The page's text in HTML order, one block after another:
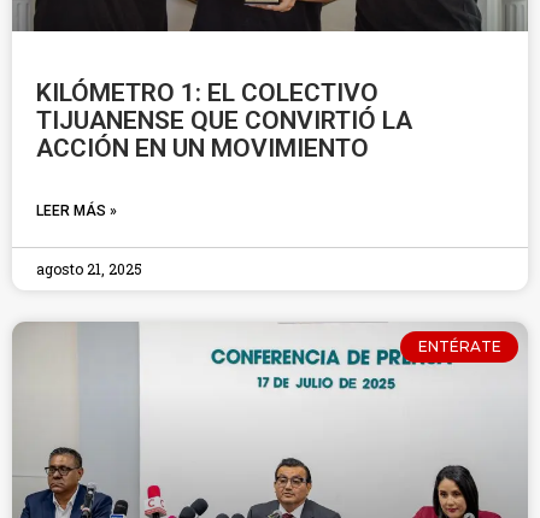
KILÓMETRO 1: EL COLECTIVO
TIJUANENSE QUE CONVIRTIÓ LA
ACCIÓN EN UN MOVIMIENTO
LEER MÁS »
agosto 21, 2025
ENTÉRATE